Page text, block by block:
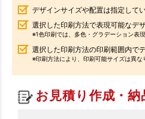
デザインサイズや配置は指定して
選択した印刷方法で表現可能なデ
※1色印刷では、多色・グラデーション表現
選択した印刷方法の印刷範囲内で
※印刷方法により、印刷可能サイズは異な
お見積り作成・